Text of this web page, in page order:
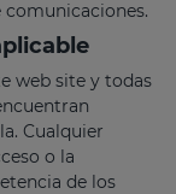
web site y todas
Cualquier
o la
de los